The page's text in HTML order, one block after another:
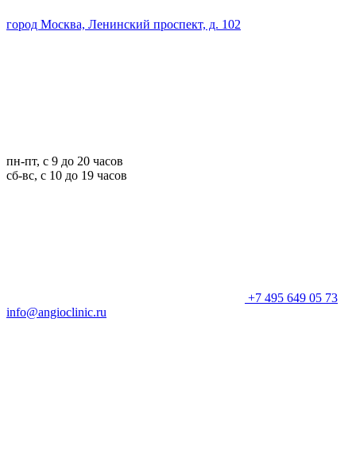
город Москва, Ленинский проспект, д. 102
пн-пт, с 9 до 20 часов
сб-вс, с 10 до 19 часов
+7 495 649 05 73
info@angioclinic.ru